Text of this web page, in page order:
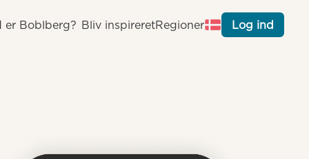
er Boblberg? Bliv inspireretRegioner Log ind